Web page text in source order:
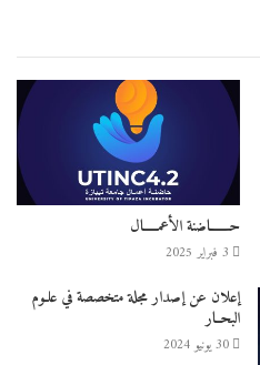
حـــــــاضنة الأعمـــــال
3 فبراير 2025
إعلان عن إصدار مجلة متخصصة في علـوم
البحــار
30 يونيو 2024